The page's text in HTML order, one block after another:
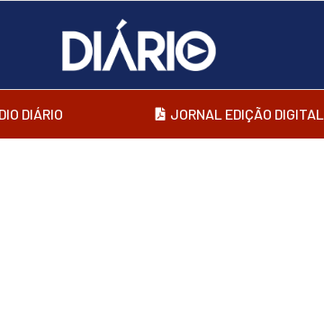
DIÁRIO JORNAL EDIÇÃO DIGITAL